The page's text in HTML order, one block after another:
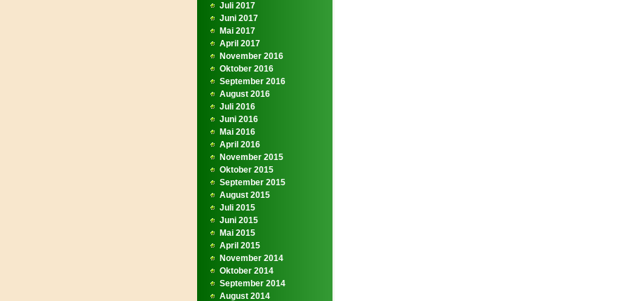
Juli 2017
Juni 2017
Mai 2017
April 2017
November 2016
Oktober 2016
September 2016
August 2016
Juli 2016
Juni 2016
Mai 2016
April 2016
November 2015
Oktober 2015
September 2015
August 2015
Juli 2015
Juni 2015
Mai 2015
April 2015
November 2014
Oktober 2014
September 2014
August 2014